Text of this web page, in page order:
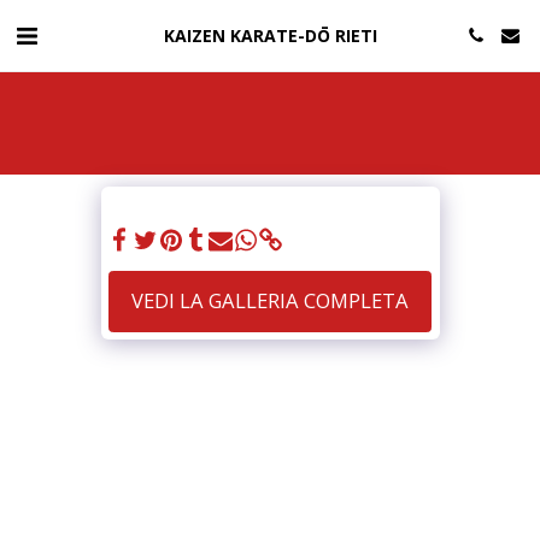
KAIZEN KARATE-DŌ RIETI
VEDI LA GALLERIA COMPLETA